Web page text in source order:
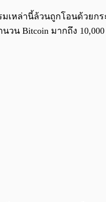
เหล่านี้ล้วนถูกโอนด้วยกร
น Bitcoin มากถึง 10,000